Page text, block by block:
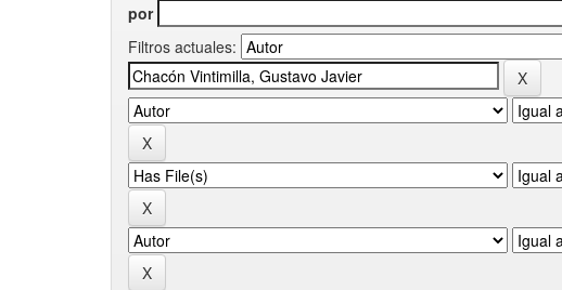
por
Filtros actuales: